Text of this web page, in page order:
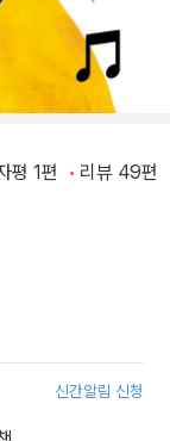
평 1편 리뷰 49편
신간알림 신청